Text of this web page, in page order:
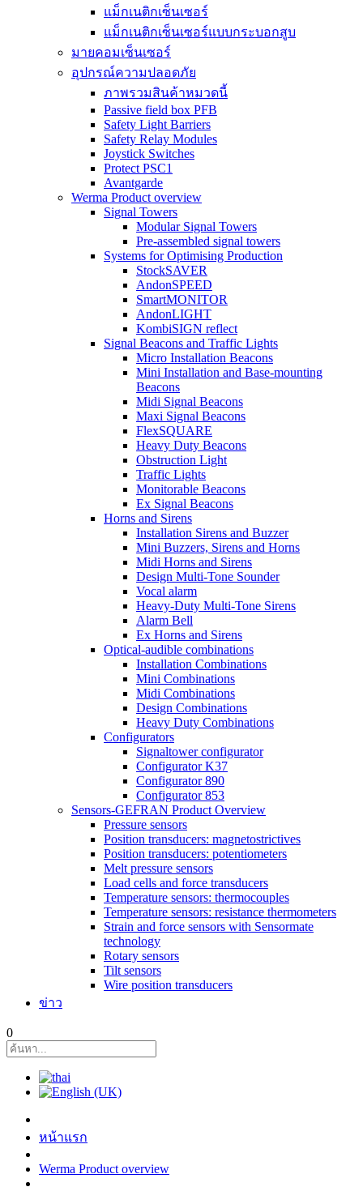
แม็กเนติกเซ็นเซอร์
แม็กเนติกเซ็นเซอร์แบบกระบอกสูบ
มายคอมเซ็นเซอร์
อุปกรณ์ความปลอดภัย
ภาพรวมสินค้าหมวดนี้
Passive field box PFB
Safety Light Barriers
Safety Relay Modules
Joystick Switches
Protect PSC1
Avantgarde
Werma Product overview
Signal Towers
Modular Signal Towers
Pre-assembled signal towers
Systems for Optimising Production
StockSAVER
AndonSPEED
SmartMONITOR
AndonLIGHT
KombiSIGN reflect
Signal Beacons and Traffic Lights
Micro Installation Beacons
Mini Installation and Base-mounting
Beacons
Midi Signal Beacons
Maxi Signal Beacons
FlexSQUARE
Heavy Duty Beacons
Obstruction Light
Traffic Lights
Monitorable Beacons
Ex Signal Beacons
Horns and Sirens
Installation Sirens and Buzzer
Mini Buzzers, Sirens and Horns
Midi Horns and Sirens
Design Multi-Tone Sounder
Vocal alarm
Heavy-Duty Multi-Tone Sirens
Alarm Bell
Ex Horns and Sirens
Optical-audible combinations
Installation Combinations
Mini Combinations
Midi Combinations
Design Combinations
Heavy Duty Combinations
Configurators
Signaltower configurator
Configurator K37
Configurator 890
Configurator 853
Sensors-GEFRAN Product Overview
Pressure sensors
Position transducers: magnetostrictives
Position transducers: potentiometers
Melt pressure sensors
Load cells and force transducers
Temperature sensors: thermocouples
Temperature sensors: resistance thermometers
Strain and force sensors with Sensormate
technology
Rotary sensors
Tilt sensors
Wire position transducers
ข่าว
0
หน้าแรก
Werma Product overview